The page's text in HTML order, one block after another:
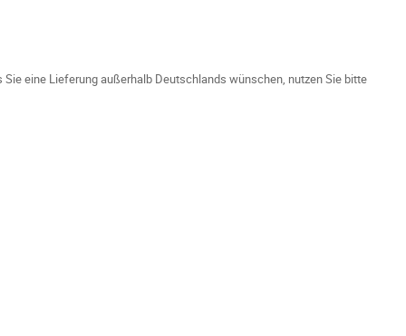
eine Lieferung außerhalb Deutschlands wünschen, nutzen Sie bitte